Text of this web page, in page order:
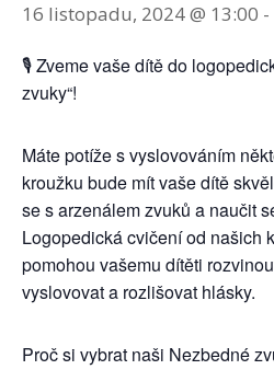
16 listopadu, 2024 @ 13:00 -
🎙 Zveme vaše dítě do
zvuky“!
Máte potíže s vyslovováním
kroužku bude mít vaše dítě
se s arzenálem zvuků a naučit
Logopedická cvičení od našich
pomohou vašemu dítěti
vyslovovat a rozlišovat hlásky.
Proč si vybrat naši Nezbedné